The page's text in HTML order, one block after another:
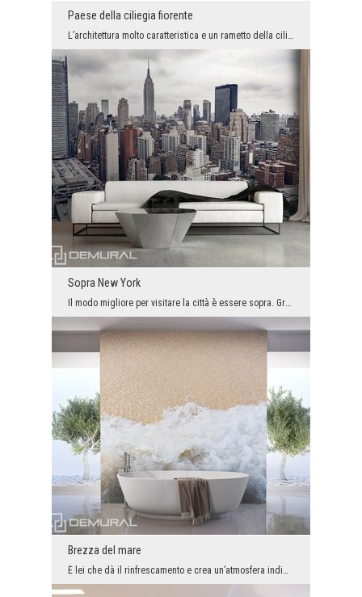
Paese della ciliegia fiorente
L’architettura molto caratteristica e un rametto della ciliegia fiorente possono in un secondo sp...
Sopra New York
Il modo migliore per visitare la città è essere sopra. Grazie a questo vediamo precisamente tutto...
Brezza del mare
È lei che dà il rinfrescamento e crea un’atmosfera indimenticabile. Tuttavia, per sentirla necess...